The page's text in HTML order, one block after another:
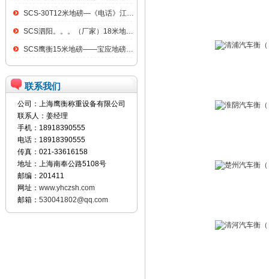
SCS-30T12米地磅—《电话》江阴100吨地磅
SCS泗阳。。。（厂家）18米地磅（低价）
SCS鹰衡15米地磅——宝应地磅销售点
联系我们
公司：上海鹰衡称重设备有限公司
联系人：姜经理
手机：18918390555
电话：18918390555
传真：021-33616158
地址：上海南奉公路5108号
邮编：201411
网址： www.yhczsh.com
邮箱： 530041802@qq.com